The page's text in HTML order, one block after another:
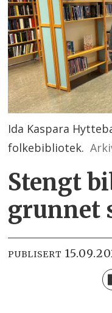
Ida Kaspara
folkebibliotek.
Stengt
grunnet
PUBLISERT